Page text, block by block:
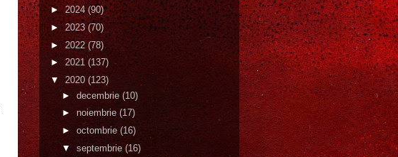
► 2024(90)
►2023(70)
► 2022(78)
► 2021 (137)
▼ 2020 (123)
► decembrie (10)
► noiembrie (17)
► octombrie (16)
▼ septembrie (16)